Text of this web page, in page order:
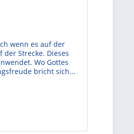
wenn es auf der
Strecke. Dieses
Wo Gottes
bricht sich...